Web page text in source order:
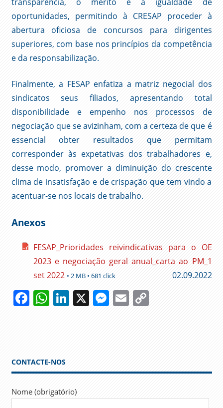
oportunidades, permitindo à CRESAP proceder à
abertura oficiosa de concursos para dirigentes
superiores, com base nos princípios da competência
e da responsabilização.
Finalmente, a FESAP enfatiza a matriz negocial dos
sindicatos seus filiados, apresentando total
disponibilidade e empenho nos processos de
negociação que se avizinham, com a certeza de que é
essencial obter resultados que permitam
corresponder às expetativas dos trabalhadores e,
desse modo, promover a diminuição do crescente
clima de insatisfação e de crispação que tem vindo a
acentuar-se nos locais de trabalho.
Anexos
FESAP_Prioridades reivindicativas para o OE
2023 e negociação geral anual_carta ao PM_1
set 2022 • 2 MB • 681 click 02.09.2022
Facebook
WhatsApp
LinkedIn
X Messenger
EmailCopy
AUMENTOS
FESAP
CONTACTE-NOS
Nome (obrigatório)